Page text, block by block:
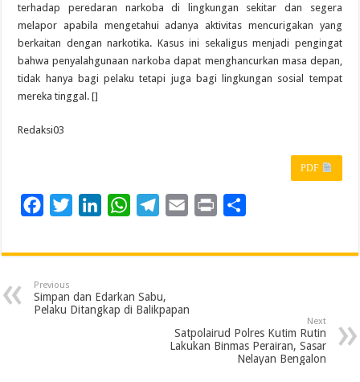
terhadap peredaran narkoba di lingkungan sekitar dan segera
melapor apabila mengetahui adanya aktivitas mencurigakan yang
berkaitan dengan narkotika. Kasus ini sekaligus menjadi pengingat
bahwa penyalahgunaan narkoba dapat menghancurkan masa depan,
tidak hanya bagi pelaku tetapi juga bagi lingkungan sosial tempat
mereka tinggal. []
Redaksi03
PDF
c
b
o
i
t
e
n
e
d
W
a
s
A
l
g
r
a
i
a
Previous
Simpan dan Edarkan Sabu,
Pelaku Ditangkap di Balikpapan
Next
Satpolairud Polres Kutim Rutin
Lakukan Binmas Perairan, Sasar
Nelayan Bengalon